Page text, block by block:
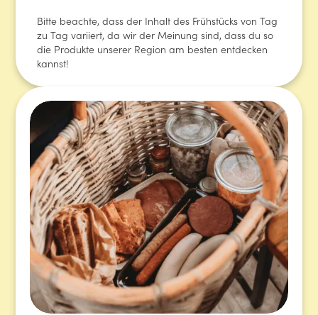
Bitte beachte, dass der Inhalt des Frühstücks von Tag
zu Tag variiert, da wir der Meinung sind, dass du so
die Produkte unserer Region am besten entdecken
kannst!